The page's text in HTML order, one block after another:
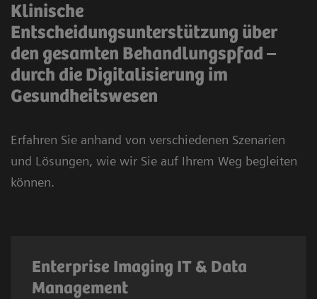
Klinische
Entscheidungsunterstützung über
den gesamten Behandlungspfad –
durch die Digitalisierung im
Gesundheitswesen
Erfahren Sie anhand von verschiedenen Szenarien
und Lösungen, wie wir Sie auf Ihrem Weg begleiten
können.
Enterprise Imaging IT & Data
Management